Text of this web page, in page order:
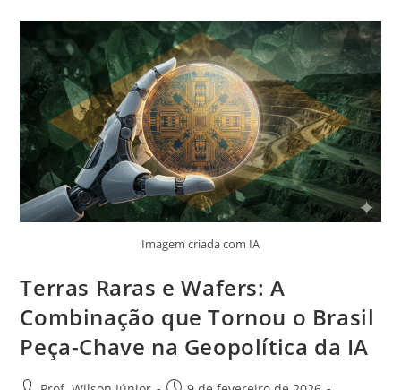
Imagem criada com IA
Terras Raras e Wafers: A
Combinação que Tornou o Brasil
Peça-Chave na Geopolítica da IA